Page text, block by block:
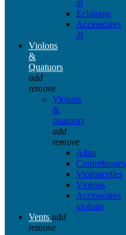
dj
Eclairage
Accessoires
dj
Violons
&
Quatuors
add
remove
Violons
&
quatuors
add
remove
Altos
Contrebasses
Violoncelles
Violons
Accessoires
violons
Vents add
remove